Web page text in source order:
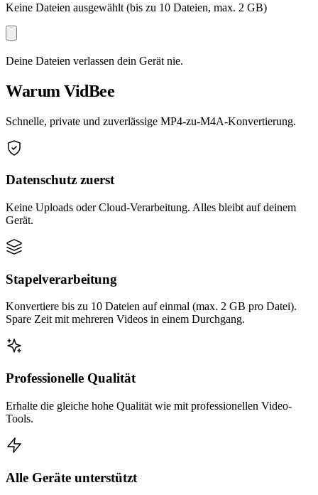
Keine Dateien ausgewählt (bis zu 10 Dateien, max. 2 GB)
Deine Dateien verlassen dein Gerät nie.
Warum VidBee
Schnelle, private und zuverlässige MP4-zu-M4A-Konvertierung.
Datenschutz zuerst
Keine Uploads oder Cloud-Verarbeitung. Alles bleibt auf deinem
Gerät.
Stapelverarbeitung
Konvertiere bis zu 10 Dateien auf einmal (max. 2 GB pro Datei).
Spare Zeit mit mehreren Videos in einem Durchgang.
Professionelle Qualität
Erhalte die gleiche hohe Qualität wie mit professionellen Video-
Tools.
Alle Geräte unterstützt